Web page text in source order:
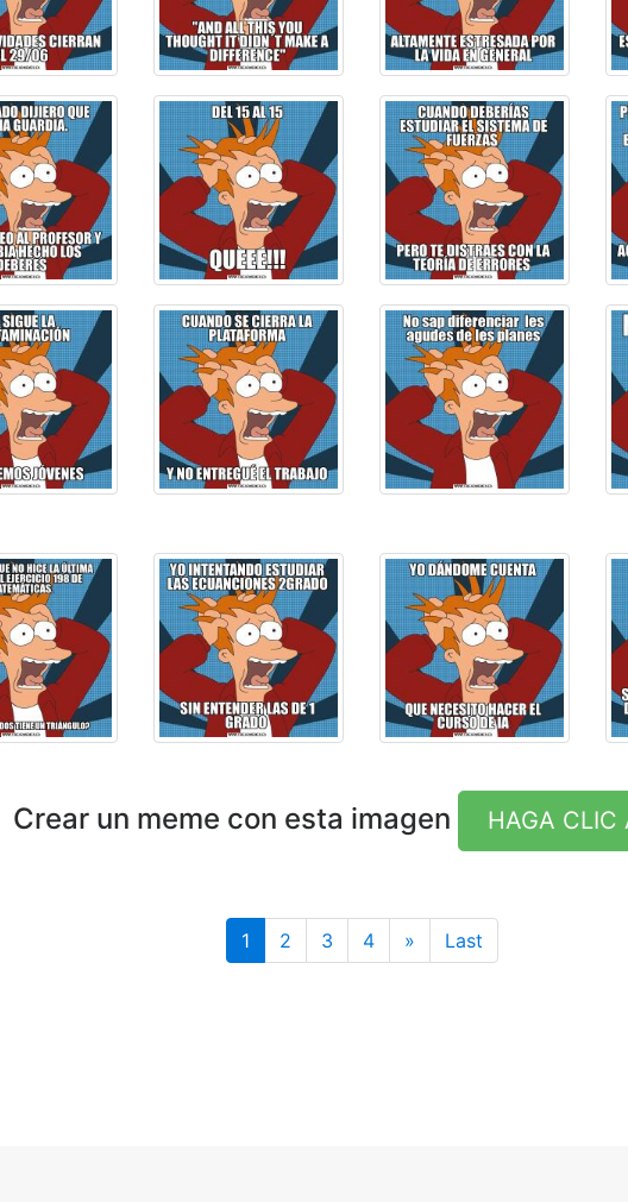
Crear un meme con esta imagen HAGA CLIC
1 2 3 4 »LastLast